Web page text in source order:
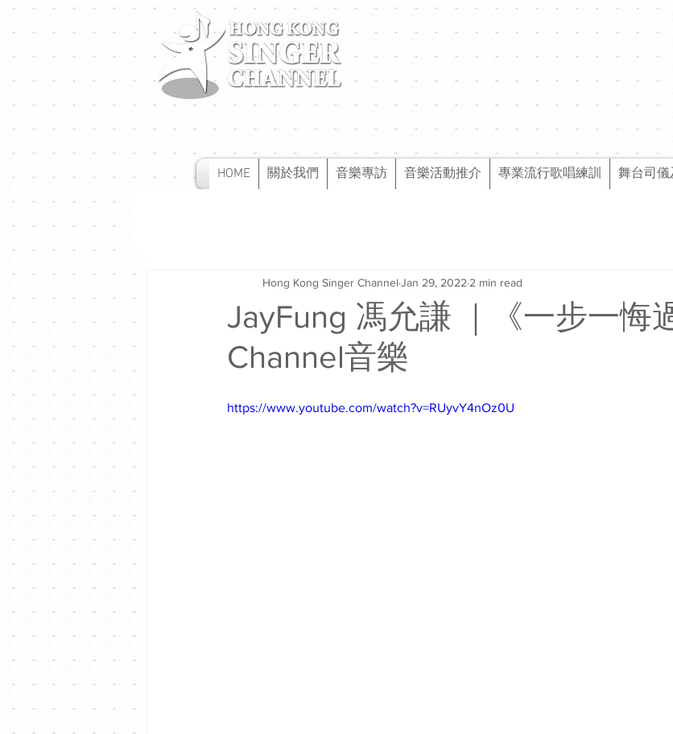
HOME 關於我們 音樂專訪 音樂活動推介 專業流行歌唱練訓 舞台司
JayFung 馮允謙 ｜《一步一悔
Channel音樂
Hong Kong Singer Channel Jan 29, 2022 2 min read
https://www.youtube.com/watch?v=RUyvY4nOz0U